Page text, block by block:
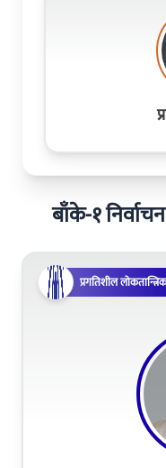
बाँके-१
प्रगतिशील लोकतान्त्रिक